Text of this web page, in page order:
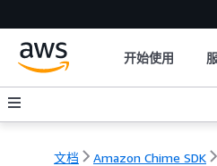
开始使用
文档 Amazon Chime SDK